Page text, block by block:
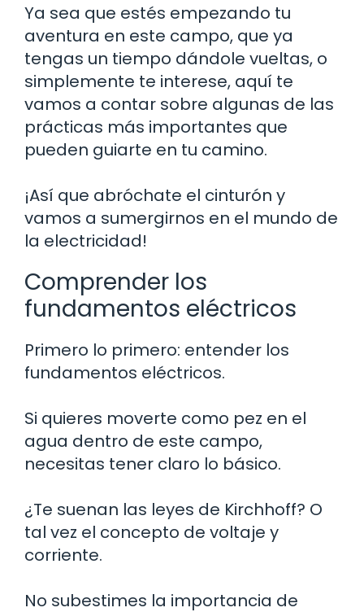
Ya sea que estés empezando tu
aventura en este campo, que ya
tengas un tiempo dándole vueltas, o
simplemente te interese, aquí te
vamos a contar sobre algunas de las
prácticas más importantes que
pueden guiarte en tu camino.
¡Así que abróchate el cinturón y
vamos a sumergirnos en el mundo de
la electricidad!
Comprender los
fundamentos eléctricos
Primero lo primero: entender los
fundamentos eléctricos.
Si quieres moverte como pez en el
agua dentro de este campo,
necesitas tener claro lo básico.
¿Te suenan las leyes de Kirchhoff? O
tal vez el concepto de voltaje y
corriente.
No subestimes la importancia de